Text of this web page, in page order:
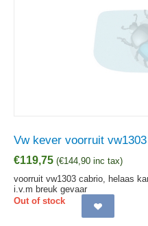
Vw kever voorruit
€119,75 (€144,90 inc tax)
voorruit vw1303 cabrio, helaas
i.v.m breuk gevaar
Out of stock